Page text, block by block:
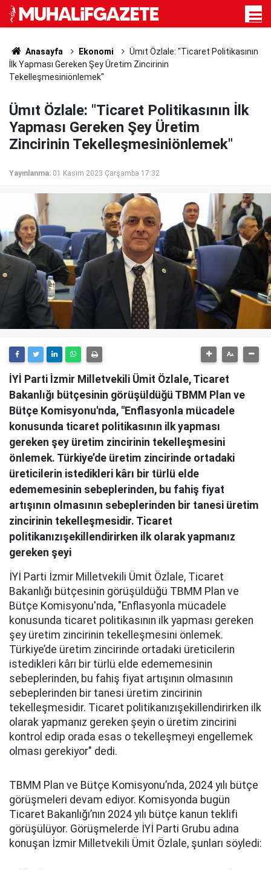
Anasayfa Ekonomi
Ümıt Özlale: "Ticaret Politikasının
İlk Yapması Gereken Şey Üretim Zincirinin
Tekelleşmesiniönlemek"
Ümıt Özlale: "Ticaret Politikasının İlk
Yapması Gereken Şey Üretim
Zincirinin Tekelleşmesiniönlemek"
Yayınlanma: 01 Kasım 2023 Çarşamba 17:32
İYİ Parti İzmir Milletvekili Ümit Özlale, Ticaret
Bakanlığı bütçesinin görüşüldüğü TBMM Plan ve
Bütçe Komisyonu'nda, "Enflasyonla mücadele
konusunda ticaret politikasının ilk yapması
gereken şey üretim zincirinin tekelleşmesini
önlemek. Türkiye’de üretim zincirinde ortadaki
üreticilerin istedikleri kârı bir türlü elde
edememesinin sebeplerinden, bu fahiş fiyat
artışının olmasının sebeplerinden bir tanesi üretim
zincirinin tekelleşmesidir. Ticaret
politikanızışekillendirirken ilk olarak yapmanız
gereken şeyi
İYİ Parti İzmir Milletvekili Ümit Özlale, Ticaret
Bakanlığı bütçesinin görüşüldüğü TBMM Plan ve
Bütçe Komisyonu'nda, "Enflasyonla mücadele
konusunda ticaret politikasının ilk yapması gereken
şey üretim zincirinin tekelleşmesini önlemek.
Türkiye’de üretim zincirinde ortadaki üreticilerin
istedikleri kârı bir türlü elde edememesinin
sebeplerinden, bu fahiş fiyat artışının olmasının
sebeplerinden bir tanesi üretim zincirinin
tekelleşmesidir. Ticaret politikanızışekillendirirken ilk
olarak yapmanız gereken şeyin o üretim zincirini
kontrol edip orada esas o tekelleşmeyi engellemek
olması gerekiyor" dedi.
TBMM Plan ve Bütçe Komisyonu’nda, 2024 yılı bütçe
görüşmeleri devam ediyor. Komisyonda bugün
Ticaret Bakanlığı’nın 2024 yılı bütçe kanun teklifi
görüşülüyor. Görüşmelerde İYİ Parti Grubu adına
konuşan İzmir Milletvekili Ümit Özlale, şunları söyledi: